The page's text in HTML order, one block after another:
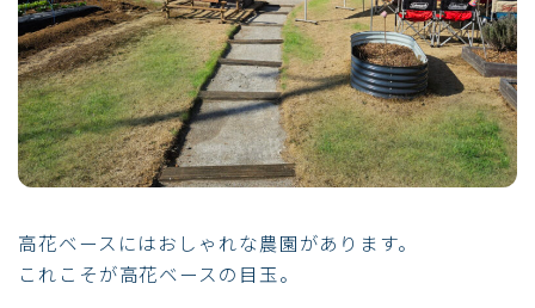
高花ベースにはおしゃれな農園があります。
これこそが高花ベースの目玉。